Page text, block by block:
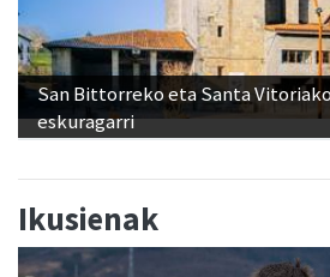
San Bittorreko eta Santa
eskuragarri
Ikusienak